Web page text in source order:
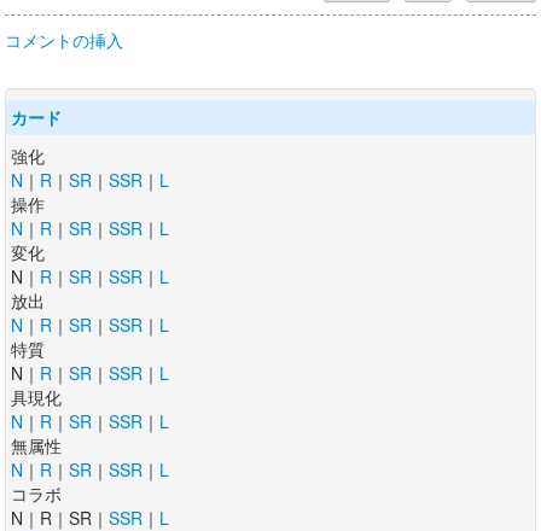
コメントの挿入
カード
強化
N ｜ R ｜ SR ｜ SSR ｜ L
操作
N ｜ R ｜ SR ｜ SSR ｜ L
変化
N｜ R ｜ SR ｜ SSR ｜ L
放出
N ｜ R ｜ SR ｜ SSR ｜ L
特質
N｜ R ｜ SR ｜ SSR ｜ L
具現化
N ｜ R ｜ SR ｜ SSR ｜ L
無属性
N ｜ R ｜ SR ｜ SSR ｜ L
コラボ
N｜R｜SR｜ SSR ｜ L